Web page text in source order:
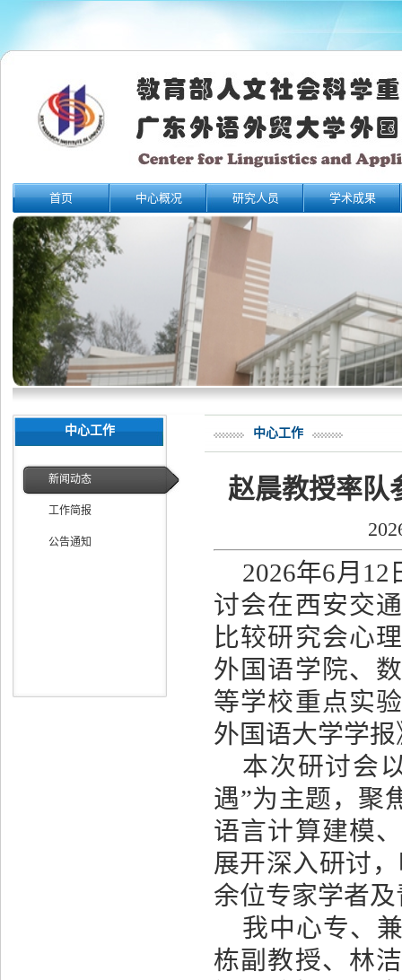
首页 中心概况 研究人员 学术成果
中心工作
新闻动态
工作简报
公告通知
中心工作
赵晨教授率队
2026年6月 12
讨会在西安交
比较研究会心
外国语学院、
等学校重点实
外国语大学学
本次研讨会
遇”为主题，聚
语言计算建模
展开深入研讨
余位专家学者
我中心专、
栋副教授、林